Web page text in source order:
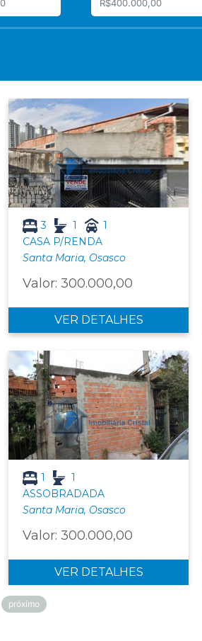
3 1
1
CASA P/RENDA
Santa Maria, Osasco
Valor: 300.000,00
VER DETALHES
1
1
ASSOBRADADA
Santa Maria, Osasco
Valor: 300.000,00
VER DETALHES
próximo